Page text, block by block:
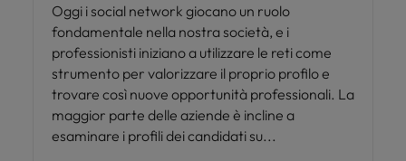
Oggi i social network giocano un ruolo
fondamentale nella nostra società, e i
professionisti iniziano a utilizzare le reti come
strumento per valorizzare il proprio profilo e
trovare così nuove opportunità professionali. La
maggior parte delle aziende è incline a
esaminare i profili dei candidati su